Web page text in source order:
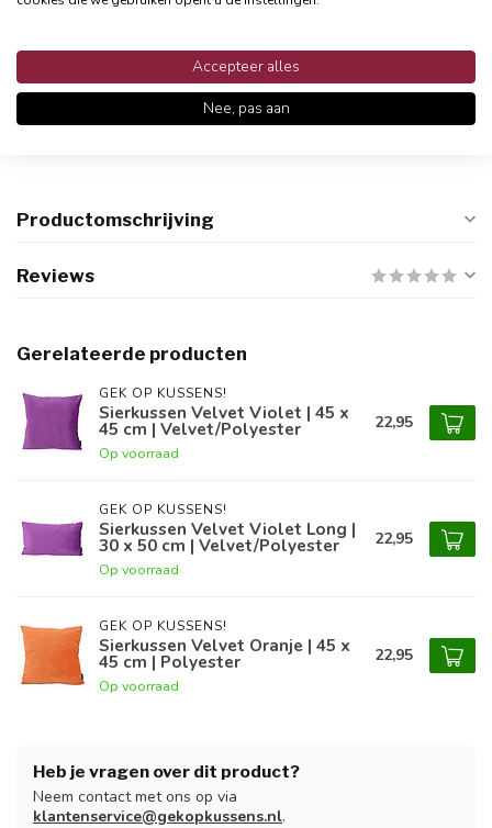
Gratis verzending vanaf €24,95
Snelle en betrouwbare bezorging met PostNL
Productomschrijving
Reviews
Gerelateerde producten
GEK OP KUSSENS!
Sierkussen Velvet Violet | 45 x
45 cm | Velvet/Polyester
Op voorraad
22,95
GEK OP KUSSENS!
Sierkussen Velvet Violet Long |
30 x 50 cm | Velvet/Polyester
Op voorraad
22,95
GEK OP KUSSENS!
Sierkussen Velvet Oranje | 45 x
45 cm | Polyester
Op voorraad
22,95
Heb je vragen over dit product?
Neem contact met ons op via
klantenservice@gekopkussens.nl.
Accepteer alles
Nee, pas aan